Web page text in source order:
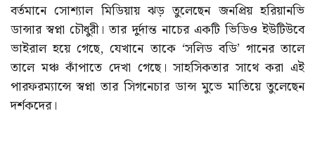
বর্তমানে সোশ্যাল মিডিয়ায় ঝড় তুলেছেন জনপ্রিয় হরিয়ানভি
ডান্সার স্বপ্না চৌধুরী। তার দুর্দান্ত নাচের একটি ভিডিও ইউটিউবে
ভাইরাল হয়ে গেছে, যেখানে তাকে ‘সলিড বডি’ গানের তালে
তালে মঞ্চ কাঁপাতে দেখা গেছে। সাহসিকতার সাথে করা এই
পারফরম্যান্সে স্বপ্না তার সিগনেচার ডান্স মুভে মাতিয়ে তুলেছেন
দর্শকদের।